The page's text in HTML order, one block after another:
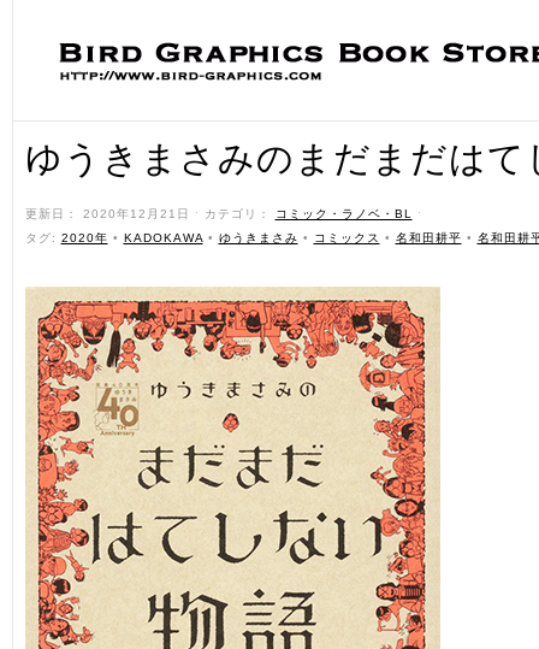
ゆうきまさみのまだまだはて
更新日： 2020年12月21日 ˑ カテゴリ： コミック・ラノベ・BL
ˑ
タグ: 2020年 • KADOKAWA • ゆうきまさみ • コミックス • 名和田耕平 • 名和田耕